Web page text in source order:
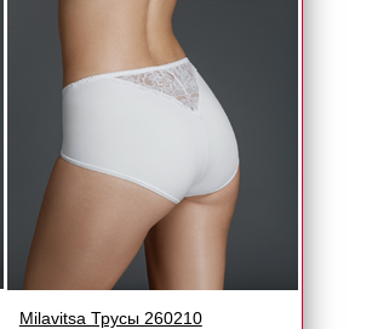
Milavitsa Трусы 260210